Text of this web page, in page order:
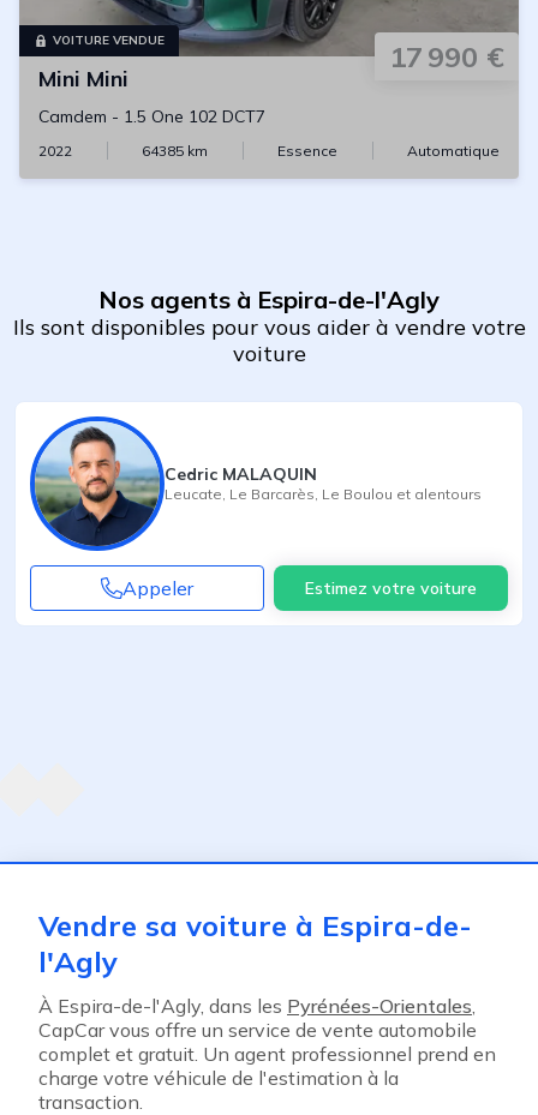
VOITURE VENDUE 17 990 €
Mini Mini
Camdem - 1.5 One 102 DCT7
2022 64385 km Essence Automatique
Nos agents à Espira-de-l'Agly
Ils sont disponibles pour vous aider à vendre votre
voiture
Cedric MALAQUIN
Leucate Le Barcarès Le Boulou et alentours
Appeler Estimez votre voiture
Vendre sa voiture à Espira-de-
l'Agly
À Espira-de-l'Agly, dans les Pyrénées-Orientales,
CapCar vous offre un service de vente automobile
complet et gratuit. Un agent professionnel prend en
charge votre véhicule de l'estimation à la
transaction.